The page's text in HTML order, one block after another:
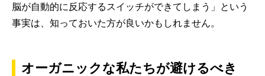
脳が自動的に反応するスイッチができてしまう」という
事実は、知っておいた方が良いかもしれません。
オーガニックな私たちが避けるべき